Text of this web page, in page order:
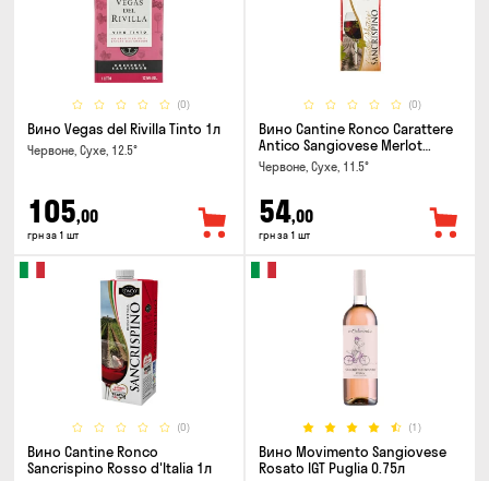
(0)
Вино Vegas del Rivilla Tinto 1л
Червоне, Сухе, 12.5°
105,00
грн за 1 шт
(0)
Вино Cantine Ronco Carattere
Antico Sangiovese Merlot
Rubicone IGT 0.25л
Червоне, Сухе, 11.5°
54,00
грн за 1 шт
(0)
Вино Cantine Ronco
Sancrispino Rosso d'Italia 1л
(1)
Вино Movimento Sangiovese
Rosato IGT Puglia 0.75л